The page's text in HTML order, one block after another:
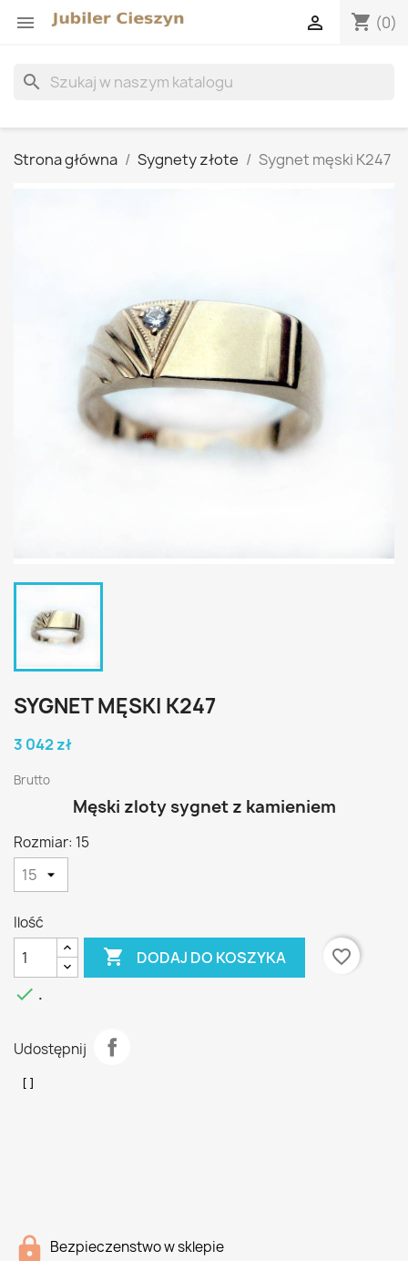
 shopping_cart (0)

search
Strona główna Sygnety złote Sygnet męski K247
SYGNET MĘSKI K247
3 042 zł
Brutto
Męski zloty sygnet z kamieniem
Rozmiar: 15
Ilość
 DODAJ DO KOSZYKA
favorite_border
 .
Udostępnij
Bezpieczenstwo w sklepie